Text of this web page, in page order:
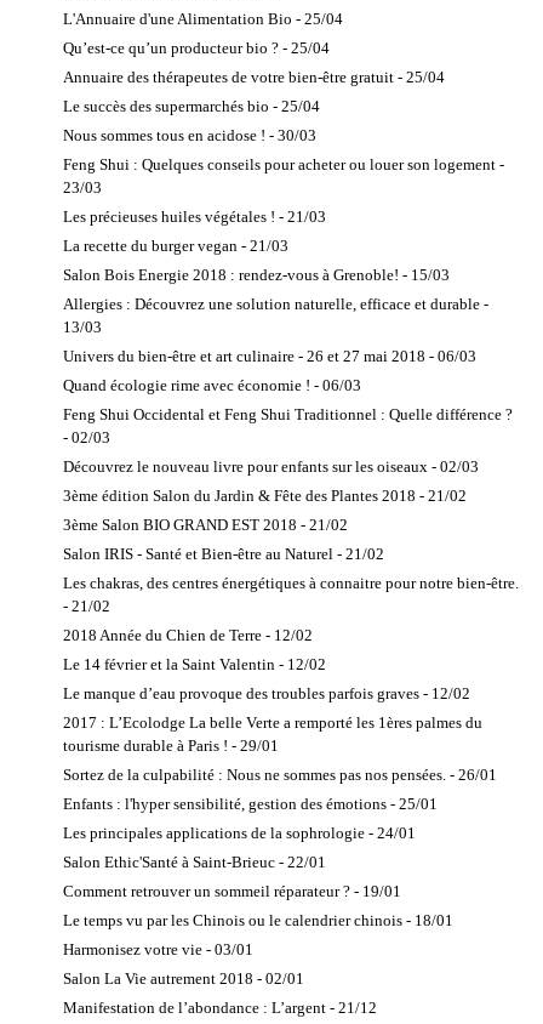
L'Annuaire d'une Alimentation Bio - 25/04
Qu’est-ce qu’un producteur bio ? - 25/04
Annuaire des thérapeutes de votre bien-être gratuit - 25/04
Le succès des supermarchés bio - 25/04
Nous sommes tous en acidose ! - 30/03
Feng Shui : Quelques conseils pour acheter ou louer son logement -
23/03
Les précieuses huiles végétales ! - 21/03
La recette du burger vegan - 21/03
Salon Bois Energie 2018 : rendez-vous à Grenoble! - 15/03
Allergies : Découvrez une solution naturelle, efficace et durable -
13/03
Univers du bien-être et art culinaire - 26 et 27 mai 2018 - 06/03
Quand écologie rime avec économie ! - 06/03
Feng Shui Occidental et Feng Shui Traditionnel : Quelle différence ?
- 02/03
Découvrez le nouveau livre pour enfants sur les oiseaux - 02/03
3ème édition Salon du Jardin & Fête des Plantes 2018 - 21/02
3ème Salon BIO GRAND EST 2018 - 21/02
Salon IRIS - Santé et Bien-être au Naturel - 21/02
Les chakras, des centres énergétiques à connaitre pour notre bien-être.
- 21/02
2018 Année du Chien de Terre - 12/02
Le 14 février et la Saint Valentin - 12/02
Le manque d’eau provoque des troubles parfois graves - 12/02
2017 : L’Ecolodge La belle Verte a remporté les 1ères palmes du
tourisme durable à Paris ! - 29/01
Sortez de la culpabilité : Nous ne sommes pas nos pensées. - 26/01
Enfants : l'hyper sensibilité, gestion des émotions - 25/01
Les principales applications de la sophrologie - 24/01
Salon Ethic'Santé à Saint-Brieuc - 22/01
Comment retrouver un sommeil réparateur ? - 19/01
Le temps vu par les Chinois ou le calendrier chinois - 18/01
Harmonisez votre vie - 03/01
Salon La Vie autrement 2018 - 02/01
Manifestation de l’abondance : L’argent - 21/12